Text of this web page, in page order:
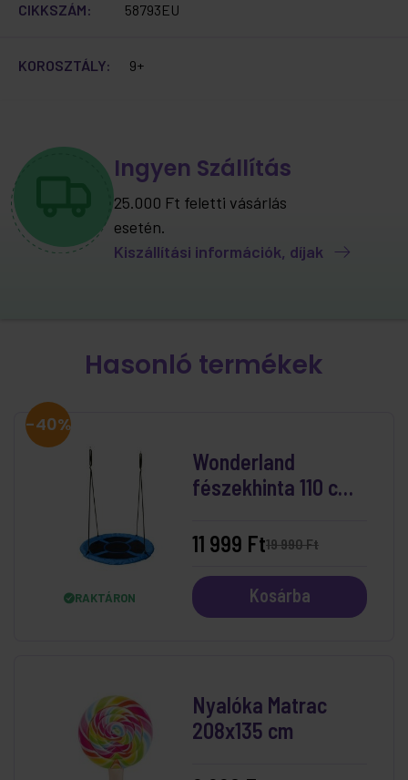
CIKKSZÁM: 58793EU
KOROSZTÁLY: 9+
Ingyen Szállítás
25.000 Ft feletti vásárlás
esetén.
Kiszállítási információk, díjak
Hasonló termékek
-40%
RAKTÁRON
Wonderland
fészekhinta 110 cm
19 990 Ft
11 999 Ft
Kosárba
Nyalóka Matrac
208x135 cm